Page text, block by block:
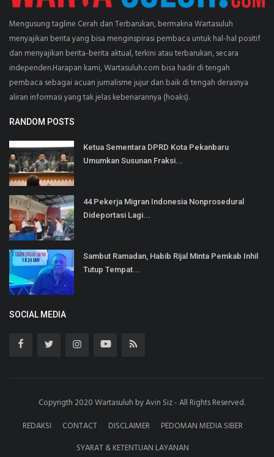
Mengusung tagline Cerah dan Terbarukan, bermakna Wartasuluh
menyajikan berita yang bisa menginspirasi pembaca untuk hal-hal positif
dan menyajikan berita-berita aktual, terkini atau terbarukan, secara
independen.Harapan kami, Wartasuluh.com bisa hadir di tengah
pembaca sebagai acuan jurnalisme jujur dan baik di tengah derasnya
aliran informasi yang tak jelas kebenarannya (hoaks).
RANDOM POSTS
Ketua Sementara DPRD Kota Pekanbaru
Umumkan Susunan Fraksi...
44 Pekerja Migran Indonesia Nonprosedural
Dideportasi Lagi...
Sambut Ramadan, Habib Rijal Minta Pemkab Inhil
Tutup Tempat...
SOCIAL MEDIA
Copyrigth 2020 Wartasuluh by Avin Siz - All Rights Reserved.
REDAKSI
CONTACT DISCLAIMER
PEDOMAN MEDIA SIBER
SYARAT & KETENTUAN LAYANAN